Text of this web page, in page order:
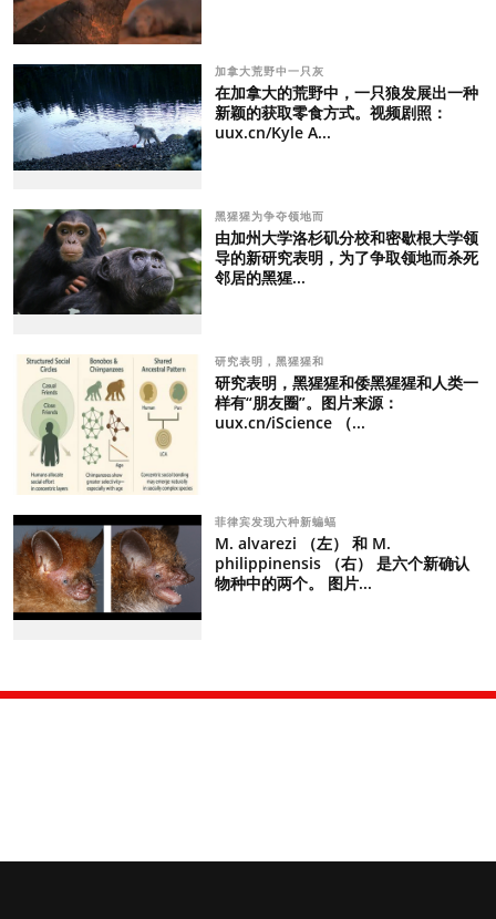
加拿大荒野中一只灰
在加拿大的荒野中，一只狼发展出一种
新颖的获取零食方式。视频剧照：
uux.cn/Kyle A...
黑猩猩为争夺领地而
由加州大学洛杉矶分校和密歇根大学领
导的新研究表明，为了争取领地而杀死
邻居的黑猩...
研究表明，黑猩猩和
研究表明，黑猩猩和倭黑猩猩和人类一
样有“朋友圈”。图片来源：
uux.cn/iScience （...
菲律宾发现六种新蝙蝠
M. alvarezi （左） 和 M.
philippinensis （右） 是六个新确认
物种中的两个。 图片...